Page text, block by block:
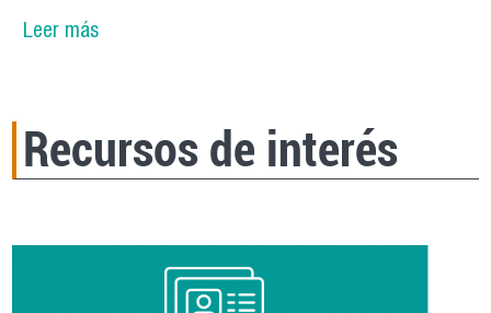
Leer mássobre Siete destacados profesionales se
Recursos de interés